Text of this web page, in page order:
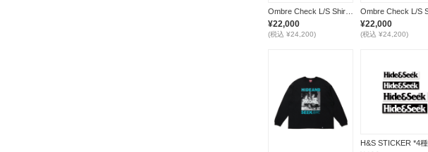
¥22,000
(税込 ¥24,200)
¥22,000
(税込 ¥24,200)